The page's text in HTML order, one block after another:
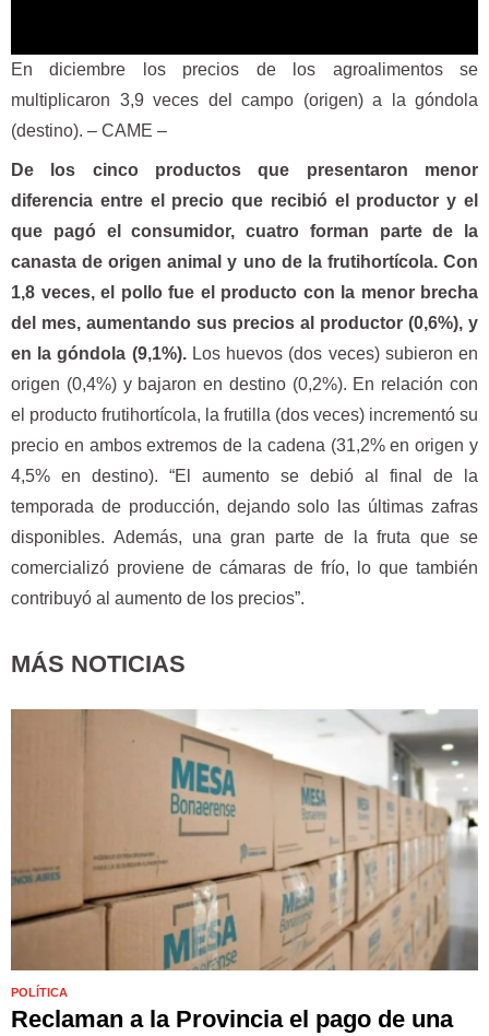
En diciembre los precios de los agroalimentos se
multiplicaron 3,9 veces del campo (origen) a la góndola
(destino). – CAME –
De los cinco productos que presentaron menor
diferencia entre el precio que recibió el productor y el
que pagó el consumidor, cuatro forman parte de la
canasta de origen animal y uno de la frutihortícola. Con
1,8 veces, el pollo fue el producto con la menor brecha
del mes, aumentando sus precios al productor (0,6%), y
en la góndola (9,1%). Los huevos (dos veces) subieron en
origen (0,4%) y bajaron en destino (0,2%). En relación con
el producto frutihortícola, la frutilla (dos veces) incrementó su
precio en ambos extremos de la cadena (31,2% en origen y
4,5% en destino). “El aumento se debió al final de la
temporada de producción, dejando solo las últimas zafras
disponibles. Además, una gran parte de la fruta que se
comercializó proviene de cámaras de frío, lo que también
contribuyó al aumento de los precios”.
MÁS NOTICIAS
POLÍTICA
Reclaman a la Provincia el pago de una